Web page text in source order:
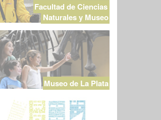
Facultad de Ciencias
Naturales y Museo
Museo de La Plata